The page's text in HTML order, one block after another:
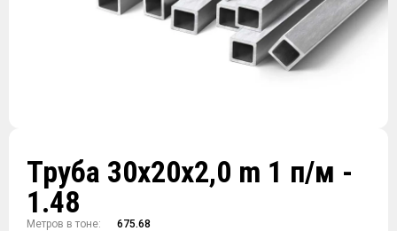
Труба 30х20х2,0 m 1 п/м -
1.48
Метров в тоне: 675.68